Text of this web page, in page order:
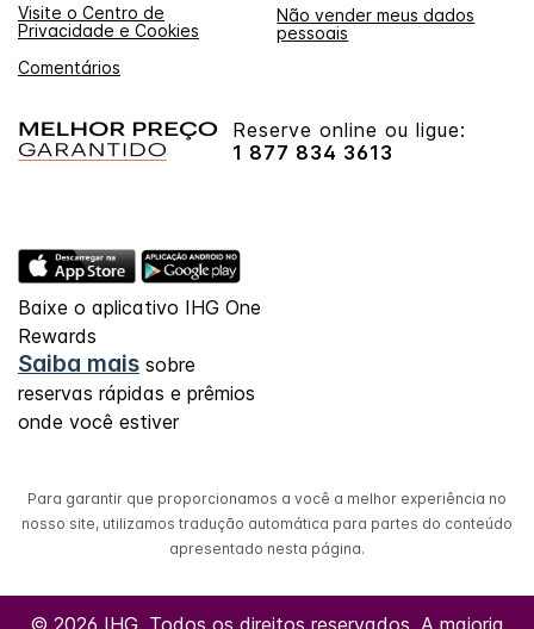
Visite o Centro de
Privacidade e Cookies
Não vender meus dados
pessoais
Comentários
Reserve online ou ligue:
1 877 834 3613
Baixe o aplicativo IHG One
Rewards
Saiba mais sobre
reservas rápidas e prêmios
onde você estiver
Para garantir que proporcionamos a você a melhor experiência no
nosso site, utilizamos tradução automática para partes do conteúdo
apresentado nesta página.